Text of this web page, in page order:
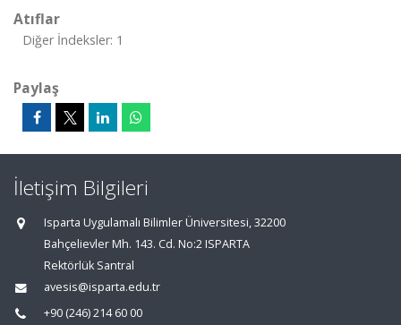
Atıflar
Diğer İndeksler: 1
Paylaş
İletişim Bilgileri
Isparta Uygulamalı Bilimler Üniversitesi, 32200
Bahçelievler Mh. 143. Cd. No:2 ISPARTA
Rektörlük Santral
avesis@isparta.edu.tr
+90 (246) 214 60 00